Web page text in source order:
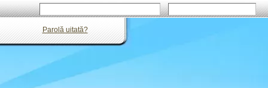
Parolă uitată?